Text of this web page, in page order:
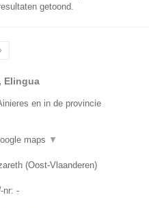
getoond.
Elingua
en in de provincie
maps ▼
(Oost-Vlaanderen)
nr: -